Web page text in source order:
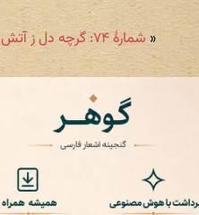
« شمارهٔ ۷۴: گرچه دل ز آتش هجران تو داغی دارد